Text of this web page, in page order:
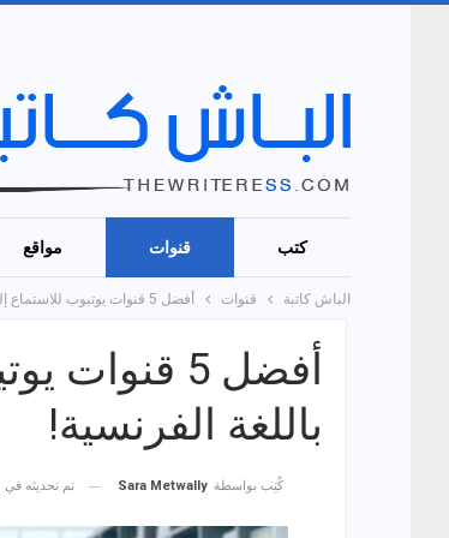
كتب قنوات مواقع
الباش كاتبة قنوات أفضل 5 قنوات يوتيوب للاستماع إلى الكتب الصوتية باللغة الفرنسية!
أفضل 5
باللغة الفرنسية!
كُتِب بواسطة Sara Metwally تم تحديثه في